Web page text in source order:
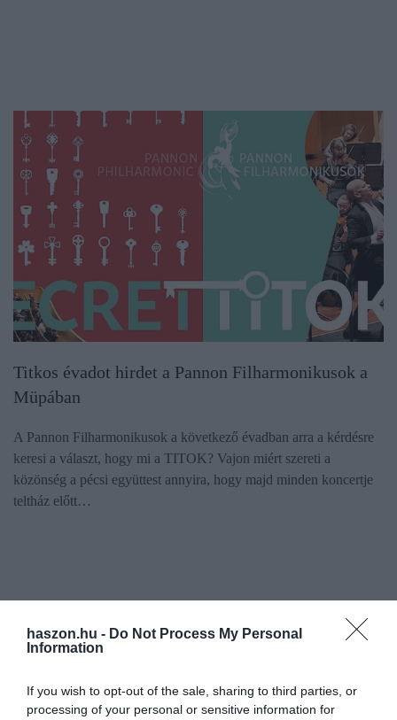
haszon.hu - Do Not Process My Personal
Information
If you wish to opt-out of the sale, sharing to third parties, or
processing of your personal or sensitive information for
Titkos évadot hirdet a Pannon Filharmonikusok a
Müpában
A Pannon Filharmonikusok a következő évadban arra a kérdésre
keresi a választ, hogy mi a TITOK? Vajon miért szereti a
közönség a pécsi együttest annyira, hogy majd minden koncertje
teltház előtt…